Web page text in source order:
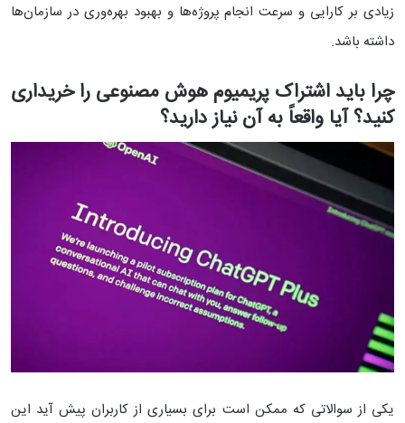
زیادی بر کارایی و سرعت انجام پروژه‌ها و بهبود بهره‌وری در سازمان‌ها
داشته باشد.
چرا باید اشتراک پریمیوم هوش مصنوعی را خریداری
کنید؟ آیا واقعاً به آن نیاز دارید؟
یکی از سوالاتی که ممکن است برای بسیاری از کاربران پیش آید این